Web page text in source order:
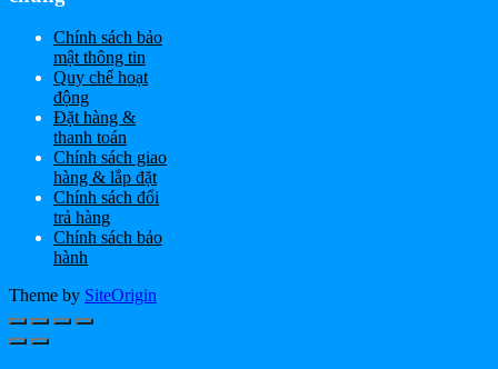
Chính sách bảo
mật thông tin
Quy chế hoạt
động
Đặt hàng &
thanh toán
Chính sách giao
hàng & lắp đặt
Chính sách đổi
trả hàng
Chính sách bảo
hành
Theme by SiteOrigin